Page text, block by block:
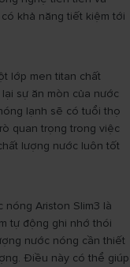
khả năng tiết kiệm tới
lớp men titan chất
sự ăn mòn của nước
lạnh sẽ có tuổi thọ
quan trọng trong việc
lượng nước luôn tốt
nóng Ariston Slim3 là
tự động ghi nhớ thói
nước nóng cần thiết
Điều này có thể giúp